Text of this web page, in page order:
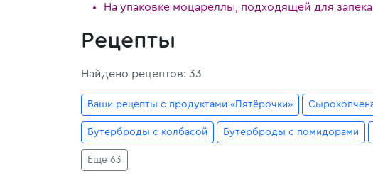
На упаковке моцареллы, подходящей для
Рецепты
Найдено рецептов: 33
Ваши рецепты с продуктами «Пятёрочки»
Бутерброды с колбасой Бутерброды с помидорами
Еще 63